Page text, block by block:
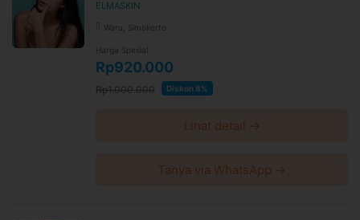
ELMASKIN
Waru, Simokerto
Harga Spesial
Rp920.000
Rp1.000.000 Diskon 8%
Lihat detail →
Tanya via WhatsApp →